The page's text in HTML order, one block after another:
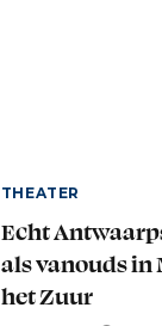
THEATER
Echt
als vanouds in
het Zuur